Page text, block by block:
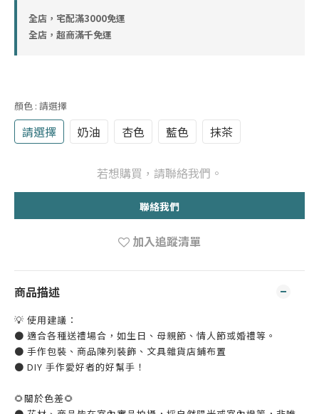
全店，宅配滿3000免運
全店，超商滿千免運
顏色 : 請選擇
請選擇 奶油 杏色 藍色 抹茶
若想購買，請聯絡我們。
聯絡我們
加入追蹤清單
商品描述
💡 使用建議：
● 適合各種送禮場合，如生日、母親節、情人節或婚禮等。
● 手作包裝、商品陳列裝飾、文具雜貨店鋪布置
● DIY 手作愛好者的好幫手！
🌻關於色差🌻